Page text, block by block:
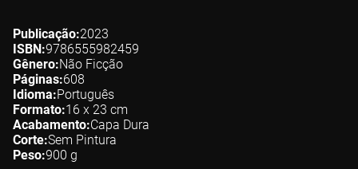
Publicação 2023
ISBN 9786555982459
Gênero Não Ficção
Páginas 608
Idioma Português
Formato 16 x 23 cm
Acabamento Capa Dura
Corte Sem Pintura
Peso 900 g